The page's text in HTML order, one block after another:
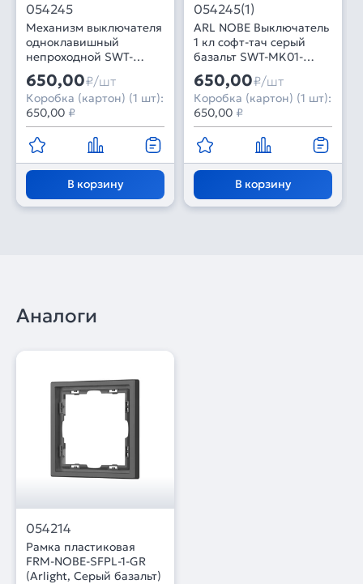
054245
Механизм выключателя
одноклавишный
непроходной SWT-
NOBE-MK01-SFPL-GR
(230V, 10A) (Arlight,
Серый базальт)
650,00₽/шт
Коробка (картон) (1 шт):
650,00 ₽
В корзину
054245(1)
ARL NOBE Выключатель
1 кл софт-тач серый
базальт SWT-MK01-
SFPL-GR (250V, 10A)
(Arlight, -)
650,00₽/шт
Коробка (картон) (1 шт):
650,00 ₽
В корзину
Аналоги
054214
Рамка пластиковая
FRM-NOBE-SFPL-1-GR
(Arlight, Серый базальт)